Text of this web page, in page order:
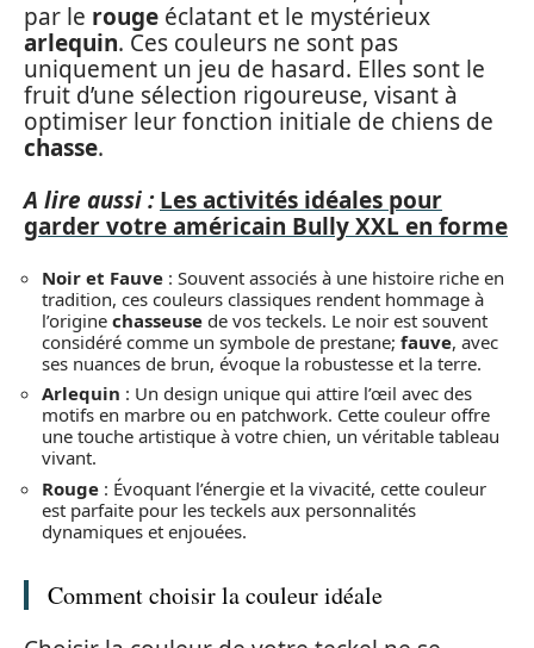
par le rouge éclatant et le mystérieux
arlequin. Ces couleurs ne sont pas
uniquement un jeu de hasard. Elles sont le
fruit d’une sélection rigoureuse, visant à
optimiser leur fonction initiale de chiens de
chasse.
A lire aussi : Les activités idéales pour
garder votre américain Bully XXL en forme
Noir et Fauve : Souvent associés à une histoire riche en
tradition, ces couleurs classiques rendent hommage à
l’origine chasseuse de vos teckels. Le noir est souvent
considéré comme un symbole de prestane; fauve, avec
ses nuances de brun, évoque la robustesse et la terre.
Arlequin : Un design unique qui attire l’œil avec des
motifs en marbre ou en patchwork. Cette couleur offre
une touche artistique à votre chien, un véritable tableau
vivant.
Rouge : Évoquant l’énergie et la vivacité, cette couleur
est parfaite pour les teckels aux personnalités
dynamiques et enjouées.
Comment choisir la couleur idéale